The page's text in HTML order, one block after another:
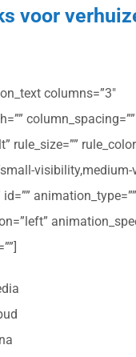
voor
columns=”3″
column_spacing=””
rule_size=””
animation_type=””